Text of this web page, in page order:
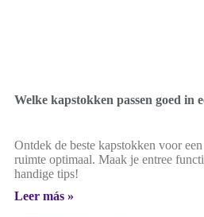
Welke kapstokken passen goed in
Ontdek de beste kapstokken voor
ruimte optimaal. Maak je entree
handige tips!
Leer más »